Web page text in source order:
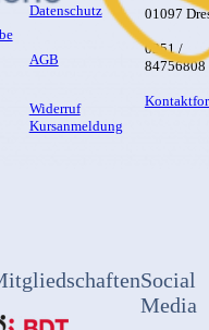
Datenschutz
AGB
Widerruf
Kursanmeldung
01097
0351 /
84756808
Social
Media